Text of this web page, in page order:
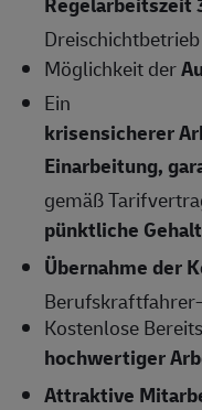
Dreischichtbetrieb
Möglichkeit der
Ein
krisensicherer
Einarbeitung,
gemäß
pünktliche
Übernahme der
Kostenlose
hochwertiger
Attraktive